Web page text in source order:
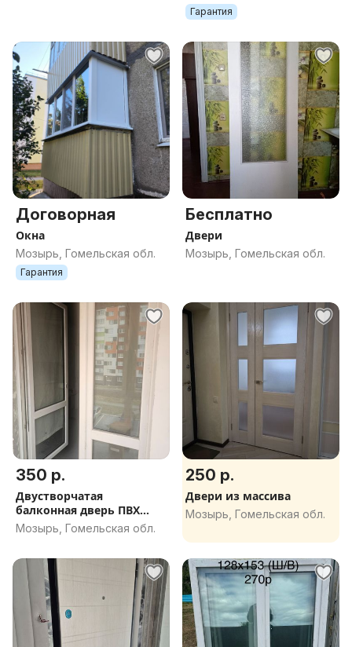
Гарантия
Договорная
Окна
Мозырь, Гомельская обл.
Гарантия
Бесплатно
Двери
Мозырь, Гомельская обл.
350 р.
Двустворчатая
балконная дверь ПВХ
(штульповая)
Мозырь, Гомельская обл.
250 р.
Двери из массива
Мозырь, Гомельская обл.